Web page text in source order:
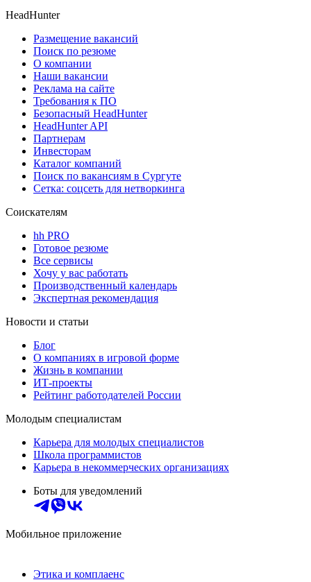
HeadHunter
Размещение вакансий
Поиск по резюме
О компании
Наши вакансии
Реклама на сайте
Требования к ПО
Безопасный HeadHunter
HeadHunter API
Партнерам
Инвесторам
Каталог компаний
Поиск по вакансиям в Сургуте
Сетка: соцсеть для нетворкинга
Соискателям
hh PRO
Готовое резюме
Все сервисы
Хочу у вас работать
Производственный календарь
Экспертная рекомендация
Новости и статьи
Блог
О компаниях в игровой форме
Жизнь в компании
ИТ-проекты
Рейтинг работодателей России
Молодым специалистам
Карьера для молодых специалистов
Школа программистов
Карьера в некоммерческих организациях
Боты для уведомлений
Мобильное приложение
Этика и комплаенс